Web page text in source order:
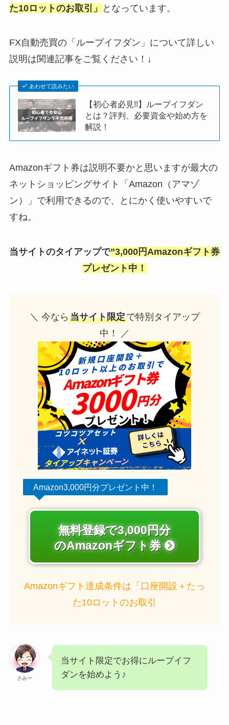
た10ロットのお取引」
となっています。
FX自動売買の「ループイフダン」について詳しい
説明は関連記事をご覧ください！↓
あわせて読みたい
【初心者必見!!】ループイフダン
とは？評判、必要資金や始め方を
解説！
Amazonギフト券は説明不要かと思いますが最大の
ネットショッピングサイト「Amazon（アマゾ
ン）」で利用できるので、とにかく使いやすいで
すね。
当サイトのタイアップで”3,000円Amazonギフト券
プレゼント中！
＼ 今なら 当サイト限定で特別タイアップ
中！ ／
Amazon3,000円分プレゼント中！
無料登録で3,000円分
のAmazonギフト券
Amazonギフト達成条件は「口座開設＋たっ
た10ロットのお取引
さみー
当サイト限定でお得にループイフ
ダンを始めよう♪